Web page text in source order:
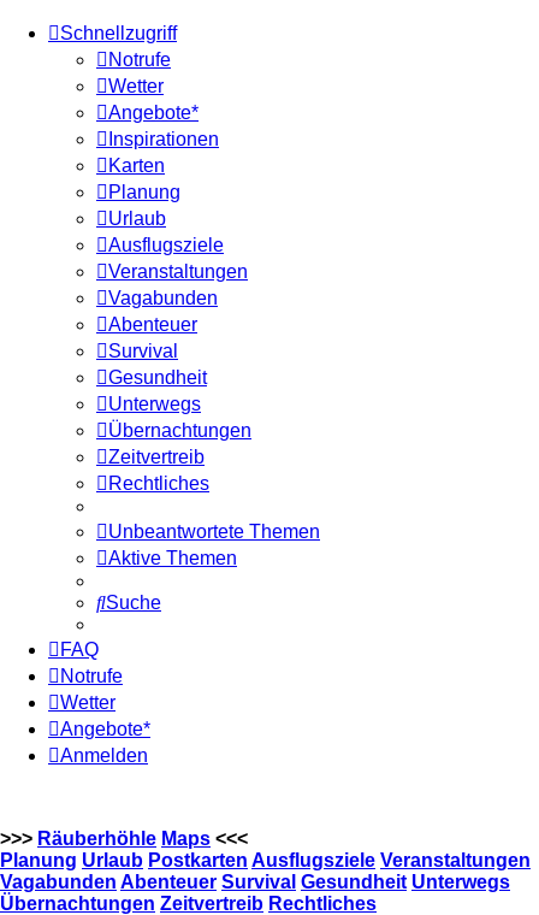
Schnellzugriff
Notrufe
Wetter
Angebote*
Inspirationen
Karten
Planung
Urlaub
Ausflugsziele
Veranstaltungen
Vagabunden
Abenteuer
Survival
Gesundheit
Unterwegs
Übernachtungen
Zeitvertreib
Rechtliches
Unbeantwortete Themen
Aktive Themen
Suche
FAQ
Notrufe
Wetter
Angebote*
Anmelden
>>> Räuberhöhle Maps <<<
Planung Urlaub Postkarten Ausflugsziele Veranstaltungen
Vagabunden Abenteuer Survival Gesundheit Unterwegs
Übernachtungen Zeitvertreib Rechtliches